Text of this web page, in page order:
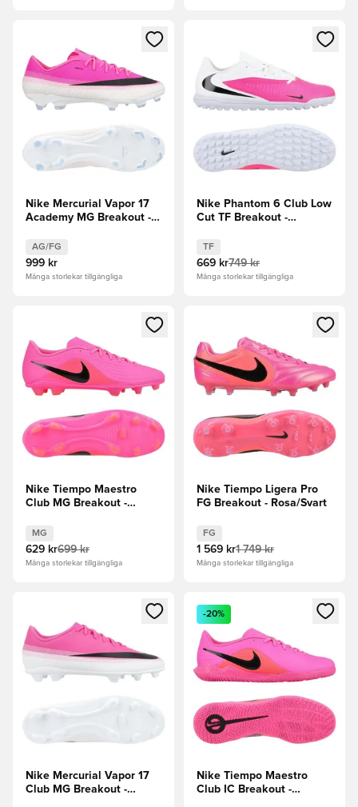
Öppnar en Modal för att logga in eller registrera dig som
Nike Mercurial Vapor 17
Academy MG Breakout -
AG/FG
999 kr
Många storlekar tillgängliga
Öppnar en Modal för att
Nike Phantom 6 Club Low
Cut TF Breakout -
TF
669 kr749 kr
Många storlekar tillgängliga
Öppnar en Modal för att logga in eller registrera dig som
Nike Tiempo Maestro
Club MG Breakout -
MG
629 kr699 kr
Många storlekar tillgängliga
Öppnar en Modal för att
Nike Tiempo Ligera Pro
FG Breakout - Rosa/Svart
FG
1 569 kr1 749 kr
Många storlekar tillgängliga
Öppnar en Modal för att logga in eller registrera dig som
Nike Mercurial Vapor 17
Club MG Breakout -
Öppnar en Modal för att
-20%
Nike Tiempo Maestro
Club IC Breakout -